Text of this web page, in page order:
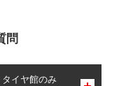
問
イヤ館のみ